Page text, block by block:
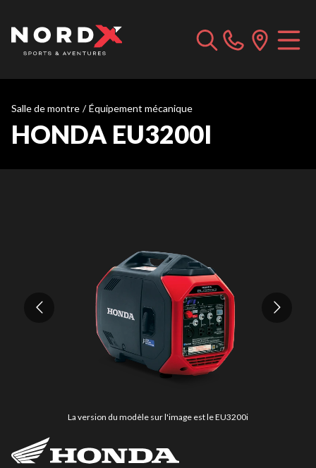
Salle de montre / Équipement mécanique
HONDA EU3200I
La version du modèle sur l'image est le EU3200i